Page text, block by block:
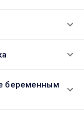
беременным